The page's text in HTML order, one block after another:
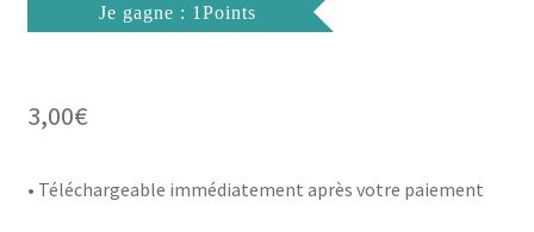
Je gagne : 1Points
3,00€
• Téléchargeable immédiatement après votre paiement